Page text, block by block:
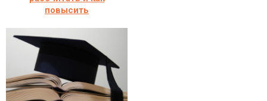
повысить